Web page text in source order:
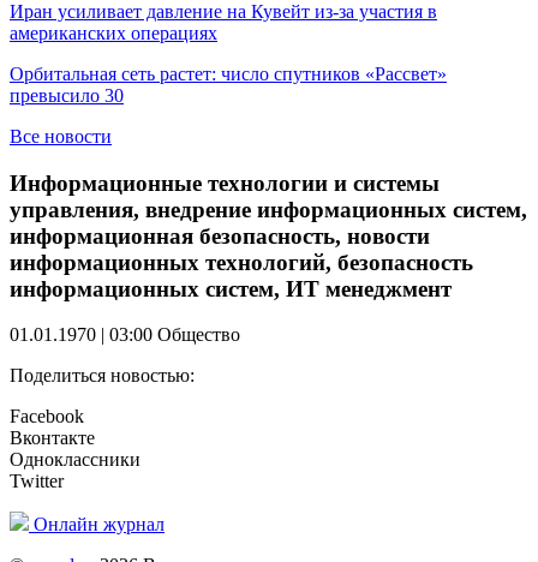
Иран усиливает давление на Кувейт из-за участия в
американских операциях
Орбитальная сеть растет: число спутников «Рассвет»
превысило 30
Все новости
Информационные технологии и системы
управления, внедрение информационных систем,
информационная безопасность, новости
информационных технологий, безопасность
информационных систем, ИТ менеджмент
01.01.1970 | 03:00 Общество
Поделиться новостью:
Facebook
Вконтакте
Одноклассники
Twitter
Онлайн журнал